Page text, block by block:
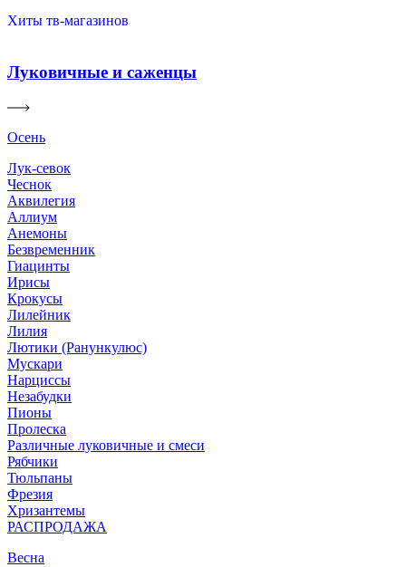
Хиты тв-магазинов
Луковичные и саженцы
Осень
Лук-севок
Чеснок
Аквилегия
Аллиум
Анемоны
Безвременник
Гиацинты
Ирисы
Крокусы
Лилейник
Лилия
Лютики (Ранункулюс)
Мускари
Нарцисcы
Незабудки
Пионы
Пролеска
Различные луковичные и смеси
Рябчики
Тюльпаны
Фрезия
Хризантемы
РАСПРОДАЖА
Весна